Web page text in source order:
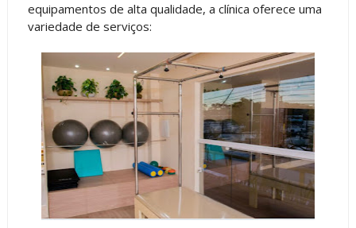
equipamentos de alta qualidade, a clínica oferece uma
variedade de serviços: